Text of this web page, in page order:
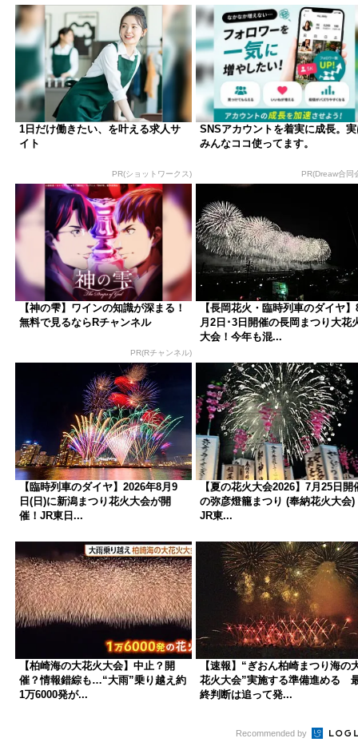
1日だけ働きたい、を叶える求人サ
イト
PR(ショットワークス)
SNSアカウントを着実に成長。
みんなココ使ってます。
PR(Dreaw合同
【神の雫】ワインの知識が深まる！
無料で見るならRチャンネル
PR(Rチャンネル)
【長岡花火・臨時列車のダイヤ】
月2日･3日開催の長岡まつり大花
大会！今年も混...
【臨時列車のダイヤ】2026年8月9
日(日)に新潟まつり花火大会が開
催！JR東日...
【夏の花火大会2026】7月25日開
の弥彦燈籠まつり (奉納花火大
JR東...
【柏崎海の大花火大会】中止？開
催？情報錯綜も…“大雨”乗り越え約
1万6000発が...
【速報】“ぎおん柏崎まつり海の
花火大会”実施する準備進める
終判断は追って発...
Recommended by